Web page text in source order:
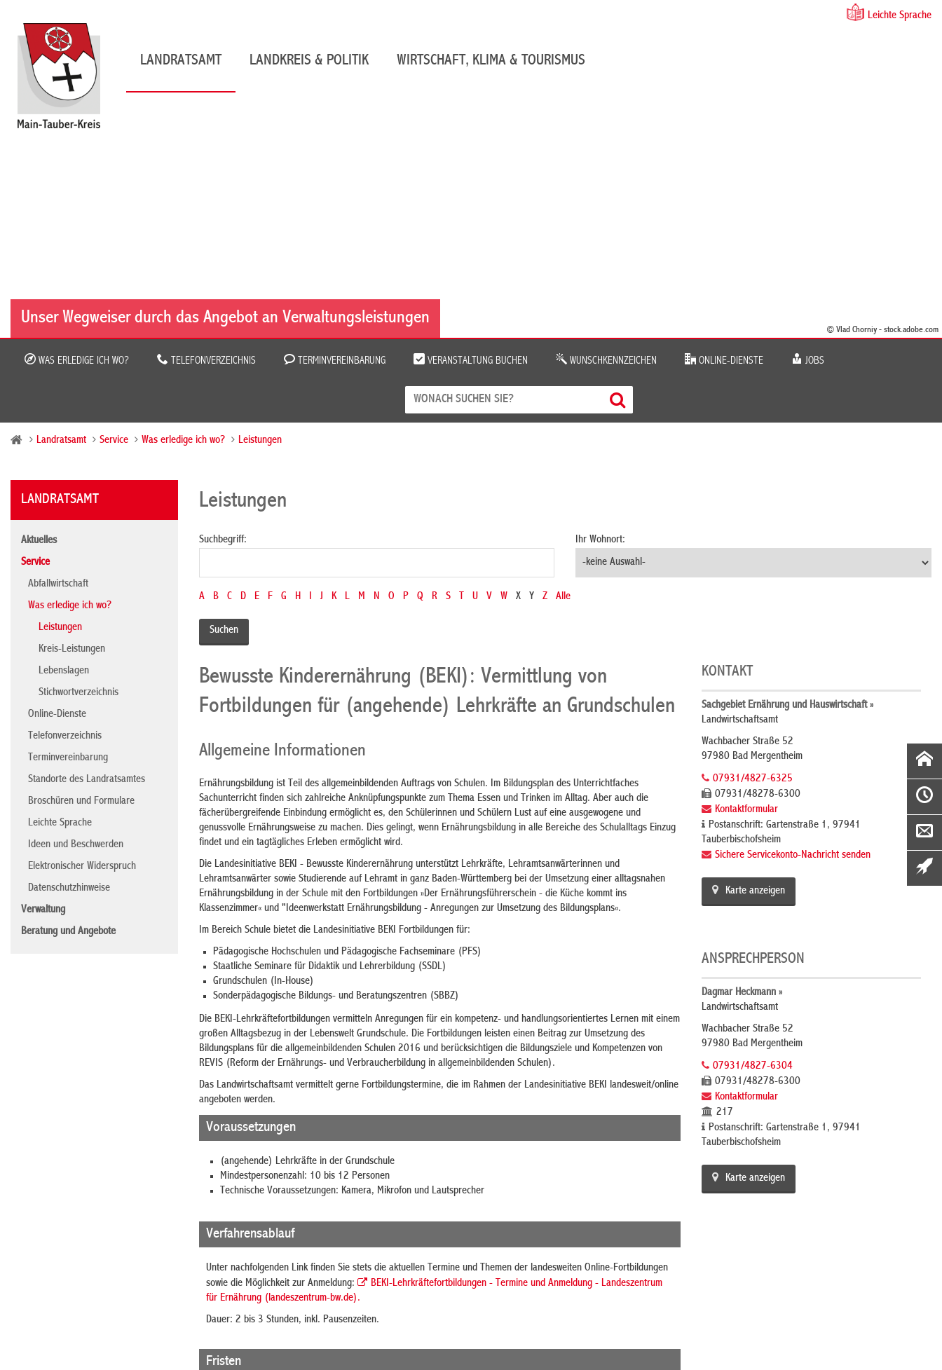
Leichte Sprache
LANDRATSAMT LANDKREIS & POLITIK WIRTSCHAFT, KLIMA & TOURISMUS
Unser Wegweiser durch das Angebot an Verwaltungsleistungen
© Vlad Chorniy - stock.adobe.com
WAS ERLEDIGE ICH WO? TELEFONVERZEICHNIS TERMINVEREINBARUNG VERANSTALTUNG BUCHEN WUNSCHKENNZEICHEN ONLINE-DIENSTE JOBS
Landratsamt Service Was erledige ich wo? Leistungen
LANDRATSAMT
Aktuelles
Service
Abfallwirtschaft
Was erledige ich wo?
Leistungen
Kreis-Leistungen
Lebenslagen
Stichwortverzeichnis
Online-Dienste
Telefonverzeichnis
Terminvereinbarung
Standorte des Landratsamtes
Broschüren und Formulare
Leichte Sprache
Ideen und Beschwerden
Elektronischer Widerspruch
Datenschutzhinweise
Verwaltung
Beratung und Angebote
Leistungen
Suchbegriff: Ihr Wohnort:
A B C D E F G H I J K L M N O P Q R S T U V W X Y Z Alle
Bewusste Kinderernährung (BEKI): Vermittlung von
Fortbildungen für (angehende) Lehrkräfte an Grundschulen
Allgemeine Informationen
Ernährungsbildung ist Teil des allgemeinbildenden Auftrags von Schulen. Im Bildungsplan des Unterrichtfaches
Sachunterricht finden sich zahlreiche Anknüpfungspunkte zum Thema Essen und Trinken im Alltag. Aber auch die
fächerübergreifende Einbindung ermöglicht es, den Schülerinnen und Schülern Lust auf eine ausgewogene und
genussvolle Ernährungsweise zu machen. Dies gelingt, wenn Ernährungsbildung in alle Bereiche des Schulalltags Einzug
findet und ein tagtägliches Erleben ermöglicht wird.
Die Landesinitiative BEKI - Bewusste Kinderernährung unterstützt Lehrkräfte, Lehramtsanwärterinnen und
Lehramtsanwärter sowie Studierende auf Lehramt in ganz Baden-Württemberg bei der Umsetzung einer alltagsnahen
Ernährungsbildung in der Schule mit den Fortbildungen »Der Ernährungsführerschein - die Küche kommt ins
Klassenzimmer« und "Ideenwerkstatt Ernährungsbildung - Anregungen zur Umsetzung des Bildungsplans«.
Im Bereich Schule bietet die Landesinitiative BEKI Fortbildungen für:
Pädagogische Hochschulen und Pädagogische Fachseminare (PFS)
Staatliche Seminare für Didaktik und Lehrerbildung (SSDL)
Grundschulen (In-House)
Sonderpädagogische Bildungs- und Beratungszentren (SBBZ)
Die BEKI-Lehrkräftefortbildungen vermitteln Anregungen für ein kompetenz- und handlungsorientiertes Lernen mit einem
großen Alltagsbezug in der Lebenswelt Grundschule. Die Fortbildungen leisten einen Beitrag zur Umsetzung des
Bildungsplans für die allgemeinbildenden Schulen 2016 und berücksichtigen die Bildungsziele und Kompetenzen von
REVIS (Reform der Ernährungs- und Verbraucherbildung in allgemeinbildenden Schulen).
Das Landwirtschaftsamt vermittelt gerne Fortbildungstermine, die im Rahmen der Landesinitiative BEKI landesweit/online
angeboten werden.
Voraussetzungen
(angehende) Lehrkräfte in der Grundschule
Mindestpersonenzahl: 10 bis 12 Personen
Technische Voraussetzungen: Kamera, Mikrofon und Lautsprecher
Verfahrensablauf
Unter nachfolgenden Link finden Sie stets die aktuellen Termine und Themen der landesweiten Online-Fortbildungen
sowie die Möglichkeit zur Anmeldung:
BEKI-Lehrkräftefortbildungen - Termine und Anmeldung - Landeszentrum
für Ernährung (landeszentrum-bw.de).
Dauer: 2 bis 3 Stunden, inkl. Pausenzeiten.
Fristen
KONTAKT
Sachgebiet Ernährung und Hauswirtschaft »
Landwirtschaftsamt
Wachbacher Straße 52
97980 Bad Mergentheim
07931/4827-6325
07931/48278-6300
Kontaktformular
Postanschrift: Gartenstraße 1, 97941
Tauberbischofsheim
Sichere Servicekonto-Nachricht senden
Karte anzeigen
ANSPRECHPERSON
Dagmar Heckmann »
Landwirtschaftsamt
Wachbacher Straße 52
97980 Bad Mergentheim
07931/4827-6304
07931/48278-6300
Kontaktformular
217
Postanschrift: Gartenstraße 1, 97941
Tauberbischofsheim
Karte anzeigen